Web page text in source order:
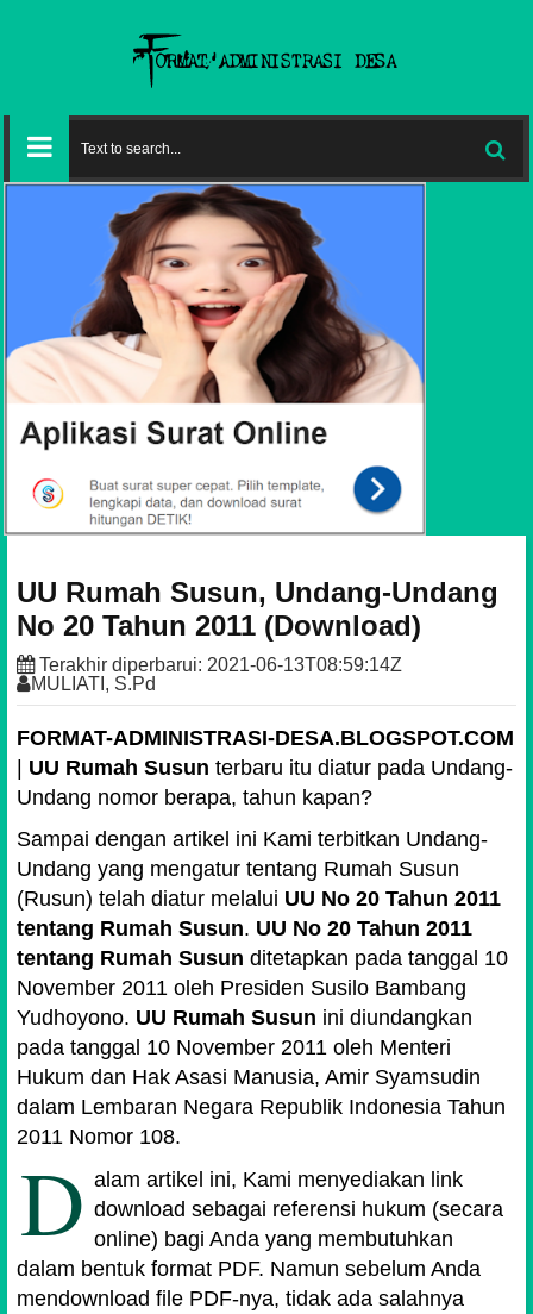
UU Rumah Susun, Undang-Undang
No 20 Tahun 2011 (Download)
Terakhir diperbarui: 2021-06-13T08:59:14Z
MULIATI, S.Pd
FORMAT-ADMINISTRASI-DESA.BLOGSPOT.COM
| UU Rumah Susun terbaru itu diatur pada Undang-
Undang nomor berapa, tahun kapan?
Sampai dengan artikel ini Kami terbitkan Undang-
Undang yang mengatur tentang Rumah Susun
(Rusun) telah diatur melalui UU No 20 Tahun 2011
tentang Rumah Susun. UU No 20 Tahun 2011
tentang Rumah Susun ditetapkan pada tanggal 10
November 2011 oleh Presiden Susilo Bambang
Yudhoyono. UU Rumah Susun ini diundangkan
pada tanggal 10 November 2011 oleh Menteri
Hukum dan Hak Asasi Manusia, Amir Syamsudin
dalam Lembaran Negara Republik Indonesia Tahun
2011 Nomor 108.
D alam artikel ini, Kami menyediakan link
download sebagai referensi hukum (secara
online) bagi Anda yang membutuhkan
dalam bentuk format PDF. Namun sebelum Anda
mendownload file PDF-nya, tidak ada salahnya